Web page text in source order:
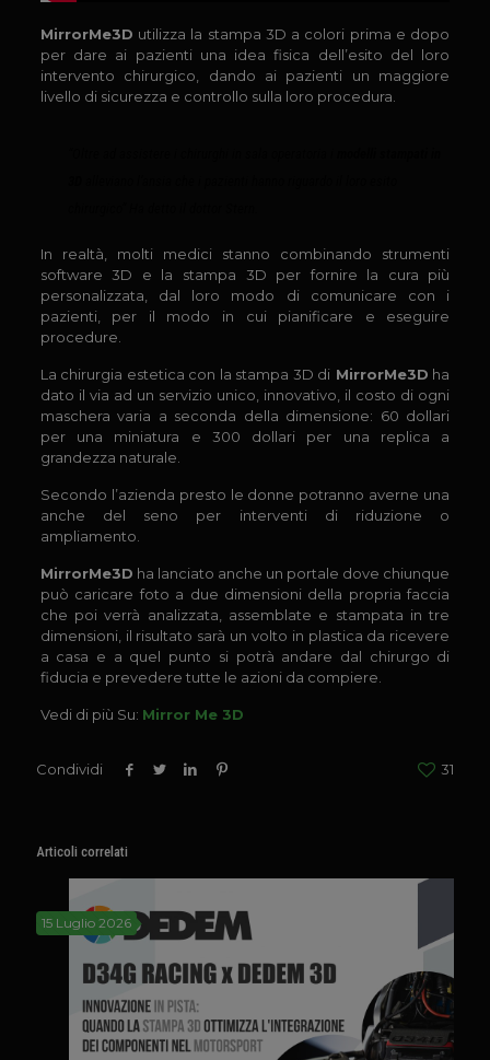
MirrorMe3D utilizza la stampa 3D a colori prima e dopo
per dare ai pazienti una idea fisica dell’esito del loro
intervento chirurgico, dando ai pazienti un maggiore
livello di sicurezza e controllo sulla loro procedura.
In realtà, molti medici stanno combinando strumenti
software 3D e la stampa 3D per fornire la cura più
personalizzata, dal loro modo di comunicare con i
pazienti, per il modo in cui pianificare e eseguire
procedure.
La chirurgia estetica con la stampa 3D di MirrorMe3D ha
dato il via ad un servizio unico, innovativo, il costo di ogni
maschera varia a seconda della dimensione: 60 dollari
per una miniatura e 300 dollari per una replica a
grandezza naturale.
Secondo l’azienda presto le donne potranno averne una
anche del seno per interventi di riduzione o
ampliamento.
MirrorMe3D ha lanciato anche un portale dove chiunque
può caricare foto a due dimensioni della propria faccia
che poi verrà analizzata, assemblate e stampata in tre
dimensioni, il risultato sarà un volto in plastica da ricevere
a casa e a quel punto si potrà andare dal chirurgo di
fiducia e prevedere tutte le azioni da compiere.
Vedi di più Su: Mirror Me 3D
Condividi 31
Articoli correlati
15 Luglio 2026